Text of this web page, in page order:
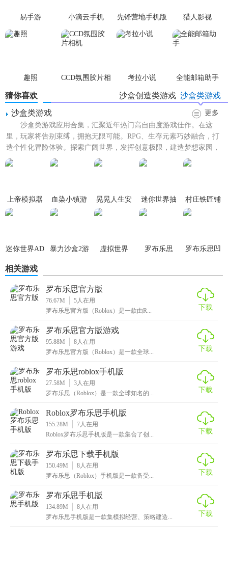
易手游 小滴云手机 先锋营地手机版 猎人影视
趣照
CCD氛围胶片相
考拉小说 全能邮箱助手
猜你喜欢 沙盒类游戏
沙盒创造类游戏
沙盒类游戏
更多
沙盒类游戏应用合集，汇聚近年热门高自由度游戏佳作。在这
里，玩家将告别束缚，拥抱无限可能。RPG、生存元素巧妙融合，打
造个性化冒险体验。探索广阔世界，发挥创意极限，建造梦想家园，
养殖可爱动物。每一款都充...
上帝模拟器
最高文明内
血染小镇游
晃晃人生安
迷你世界抽
奖模拟器
村庄铁匠铺
传奇安卓版
迷你世界AD
暴力沙盒2游
虚拟世界
罗布乐思
罗布乐思凹
相关游戏
罗布乐思官方版
76.67M 5人在用
罗布乐思官方版（Roblox）是一款由R...
下载
罗布乐思官方版游戏
95.88M 8人在用
罗布乐思官方版（Roblox）是一款全球...
下载
罗布乐思roblox手机版
27.58M 3人在用
罗布乐思（Roblox）是一款全球知名的...
下载
Roblox罗布乐思手机版
155.28M 7人在用
Roblox罗布乐思手机版是一款集合了创...
下载
罗布乐思下载手机版
150.49M 8人在用
罗布乐思（Roblox）手机版是一款备受...
下载
罗布乐思手机版
134.89M 8人在用
罗布乐思手机版是一款集模拟经营、策略建造...
下载